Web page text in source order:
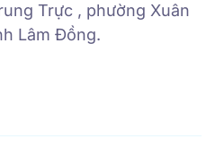
Trực , phường Xuân
Lâm Đồng.